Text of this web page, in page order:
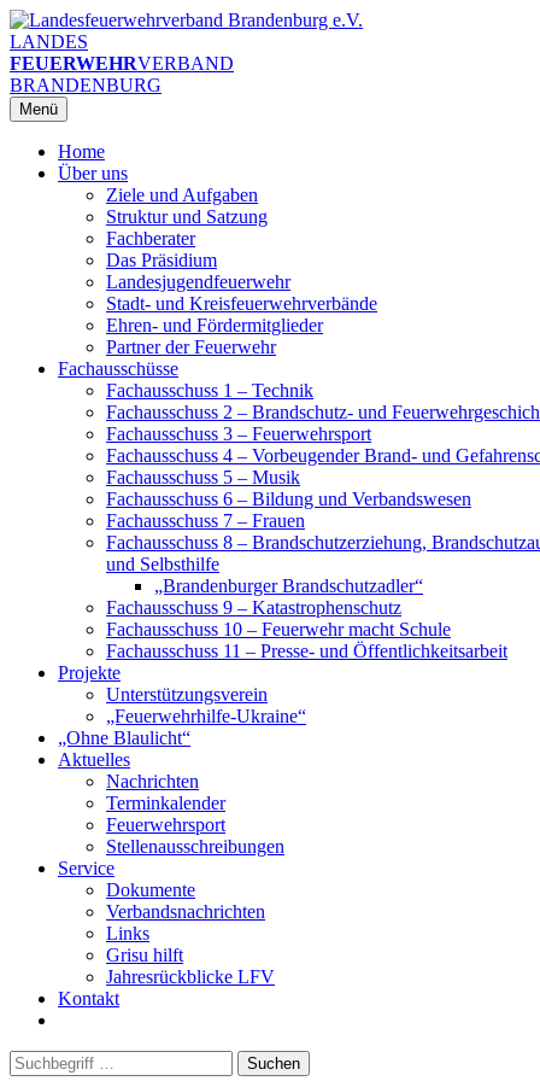
Zum
Inhalt
springen
LANDES
FEUERWEHRVERBAND
BRANDENBURG
Menü
Home
Über uns
Ziele und Aufgaben
Struktur und Satzung
Fachberater
Das Präsidium
Landesjugendfeuerwehr
Stadt- und Kreisfeuerwehrverbände
Ehren- und Fördermitglieder
Partner der Feuerwehr
Fachausschüsse
Fachausschuss 1 – Technik
Fachausschuss 2 – Brandschutz- und
Fachausschuss 3 – Feuerwehrsport
Fachausschuss 4 – Vorbeugender Brand- und
Fachausschuss 5 – Musik
Fachausschuss 6 – Bildung und Verbandswesen
Fachausschuss 7 – Frauen
Fachausschuss 8 – Brandschutzerziehung,
und Selbsthilfe
„Brandenburger Brandschutzadler“
Fachausschuss 9 – Katastrophenschutz
Fachausschuss 10 – Feuerwehr macht Schule
Fachausschuss 11 – Presse- und Öffentlichkeitsarbeit
Projekte
Unterstützungsverein
„Feuerwehrhilfe-Ukraine“
„Ohne Blaulicht“
Aktuelles
Nachrichten
Terminkalender
Feuerwehrsport
Stellenausschreibungen
Service
Dokumente
Verbandsnachrichten
Links
Grisu hilft
Jahresrückblicke LFV
Kontakt
Suchen